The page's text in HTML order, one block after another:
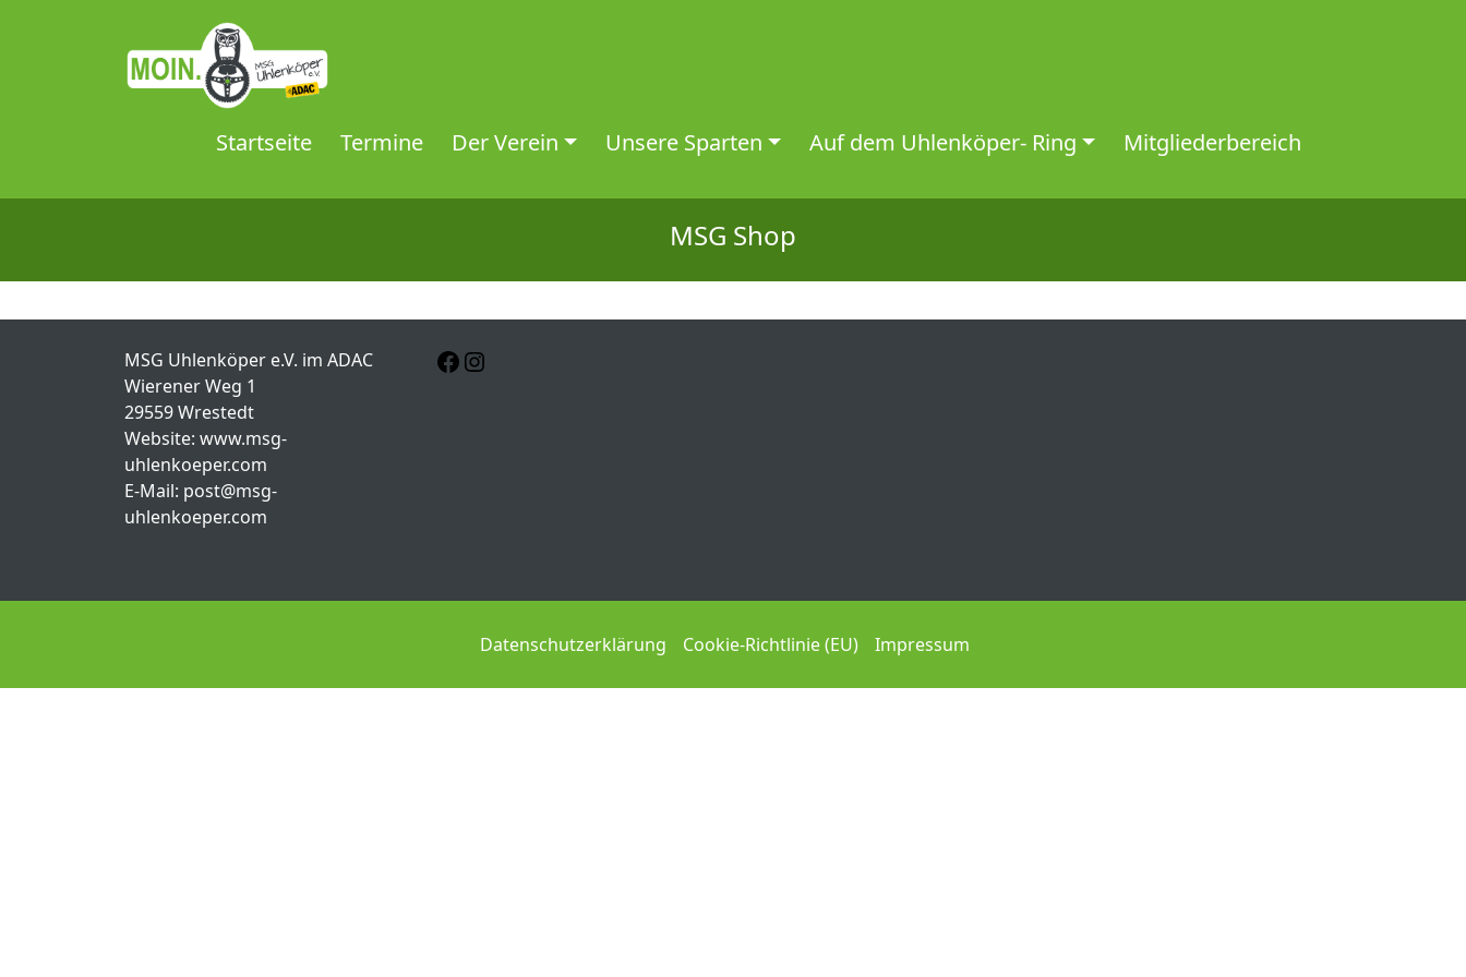
Startseite Termine Der Verein Unsere Sparten Auf dem Uhlenköper- Ring Mitgliederbereich
MSG Shop
MSG Uhlenköper e.V. im ADAC
Wierener Weg 1
29559 Wrestedt
Website: www.msg-
uhlenkoeper.com
E-Mail: post@msg-
uhlenkoeper.com
Datenschutzerklärung Cookie-Richtlinie (EU) Impressum